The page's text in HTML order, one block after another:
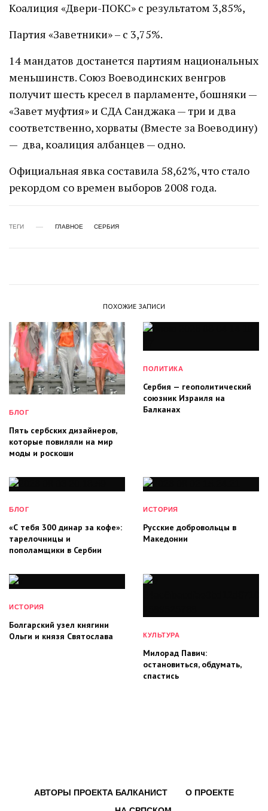
Коалиция «Двери-ПОКС» с результатом 3,85%,
Партия «Заветники» – с 3,75%.
14 мандатов достанется партиям национальных
меньшинств. Союз Воеводинских венгров
получит шесть кресел в парламенте, бошняки —
«Завет муфтия» и СДА Санджака — три и два
соответственно, хорваты (Вместе за Воеводину)
— два, коалиция албанцев — одно.
Официальная явка составила 58,62%, что стало
рекордом со времен выборов 2008 года.
ТЕГИ ГЛАВНОЕ СЕРБИЯ
ПОХОЖИЕ ЗАПИСИ
БЛОГ
Пять сербских дизайнеров,
которые повиляли на мир
моды и роскоши
ПОЛИТИКА
Сербия — геополитический
союзник Израиля на
Балканах
БЛОГ
«С тебя 300 динар за кофе»:
тарелочницы и
пополамщики в Сербии
ИСТОРИЯ
Русские добровольцы в
Македонии
ИСТОРИЯ
Болгарский узел княгини
Ольги и князя Святослава
КУЛЬТУРА
Милорад Павич:
остановиться, обдумать,
спастись
АВТОРЫ ПРОЕКТА БАЛКАНИСТ
О ПРОЕКТЕ